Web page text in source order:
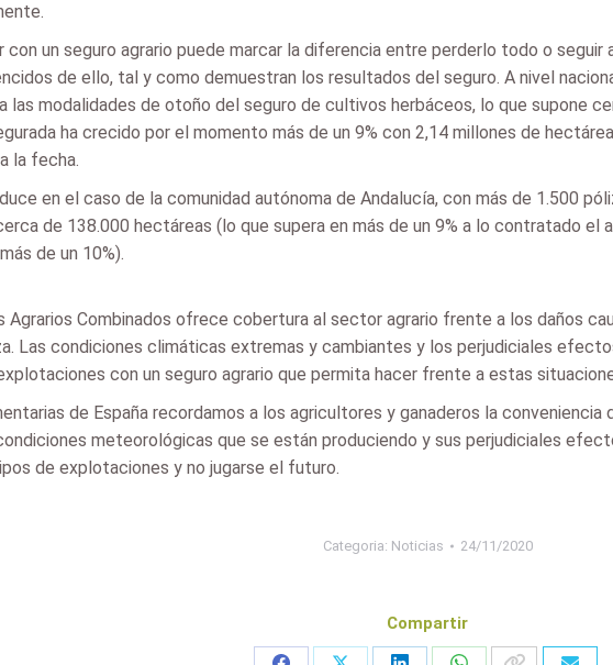
un seguro agrario puede marcar la diferencia entre perderlo todo o
de ello, tal y como demuestran los resultados del seguro. A nivel
las modalidades de otoño del seguro de cultivos herbáceos, lo que supone
ha crecido por el momento más de un 9% con 2,14 millones de
la fecha.
en el caso de la comunidad autónoma de Andalucía, con más de 1.500
de 138.000 hectáreas (lo que supera en más de un 9% a lo contratado el
de un 10%).
Agrarios Combinados ofrece cobertura al sector agrario frente a los daños
Las condiciones climáticas extremas y cambiantes y los perjudiciales
con un seguro agrario que permita hacer frente a estas
de España recordamos a los agricultores y ganaderos la
meteorológicas que se están produciendo y sus perjudiciales
de explotaciones y no jugarse el futuro.
Categoria: Noticias 24/11/2020
Compartir